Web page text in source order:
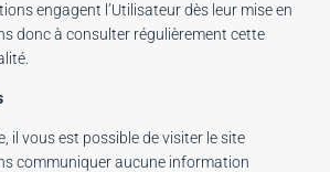
engagent l’Utilisateur dès leur mise en
donc à consulter régulièrement cette
il vous est possible de visiter le site
communiquer aucune information